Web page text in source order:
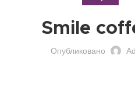
Smile
Опубликовано